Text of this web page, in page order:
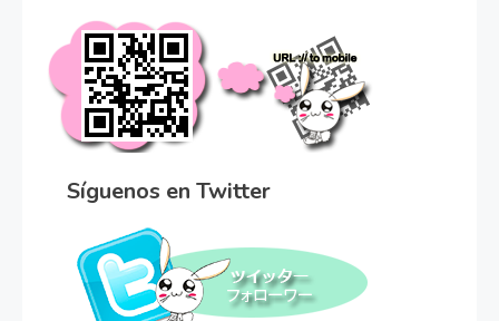
Síguenos en Twitter